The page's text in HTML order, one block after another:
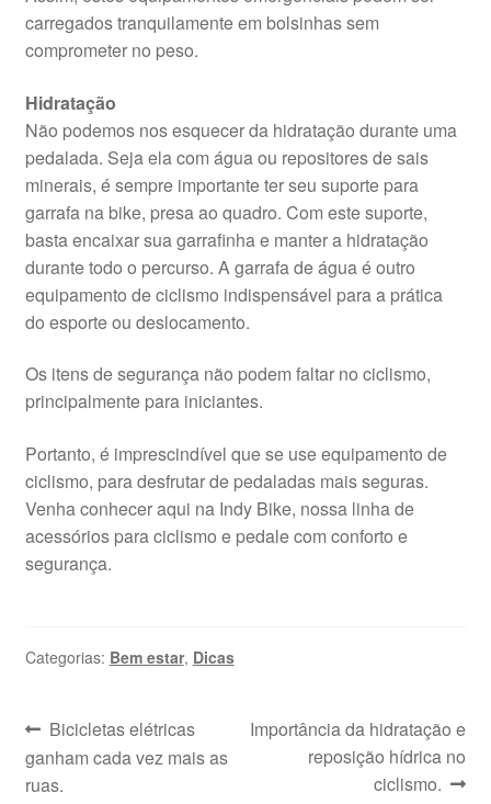
carregados tranquilamente em bolsinhas sem
comprometer no peso.
Hidratação
Não podemos nos esquecer da hidratação durante uma
pedalada. Seja ela com água ou repositores de sais
minerais, é sempre importante ter seu suporte para
garrafa na bike, presa ao quadro. Com este suporte,
basta encaixar sua garrafinha e manter a hidratação
durante todo o percurso. A garrafa de água é outro
equipamento de ciclismo indispensável para a prática
do esporte ou deslocamento.
Os itens de segurança não podem faltar no ciclismo,
principalmente para iniciantes.
Portanto, é imprescindível que se use equipamento de
ciclismo, para desfrutar de pedaladas mais seguras.
Venha conhecer aqui na Indy Bike, nossa linha de
acessórios para ciclismo e pedale com conforto e
segurança.
Categorias: Bem estar, Dicas
Navegação
de
Post
anterior:
Bicicletas elétricas
ganham cada vez mais as
ruas.
Próximo
Importância da hidratação e
reposição hídrica no
ciclismo.